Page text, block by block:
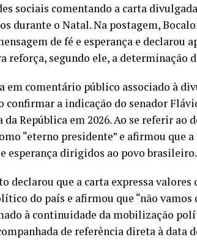
sociais comentando a carta
durante o Natal. Na postagem,
de fé e esperança e declarou
reforça, segundo ele, a determinação
comentário público associado à
confirmar a indicação do senador
República em 2026. Ao se referir ao
“eterno presidente” e afirmou que
esperança dirigidos ao povo brasileiro.
declarou que a carta expressa valores
do país e afirmou que “não vamos
à continuidade da mobilização
de referência direta à data